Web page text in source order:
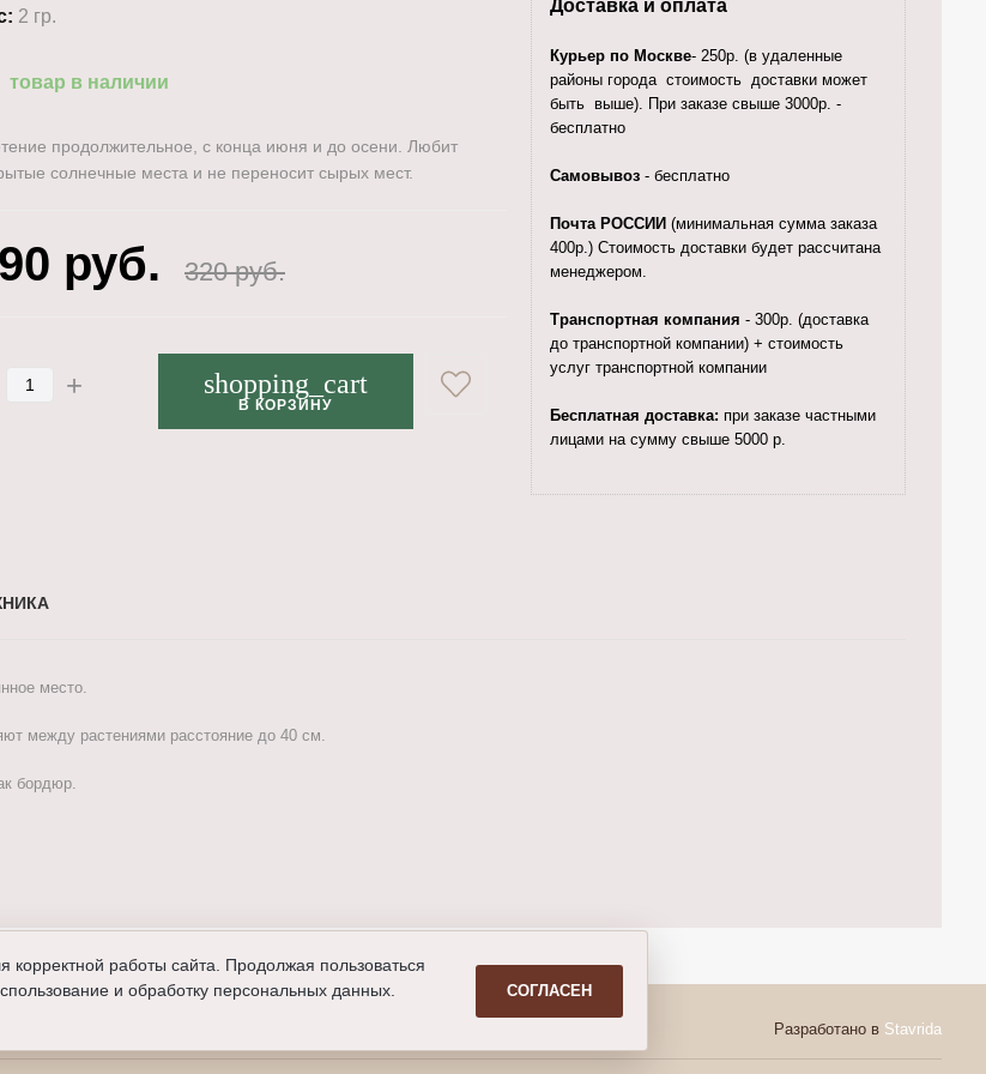
2 гр.
товар в наличии
продолжительное, с конца июня и до осени. Любит
солнечные места и не переносит сырых мест.
руб. 320руб.
+ shopping_cart
В КОРЗИНУ
Доставка и оплата
Курьер по Москве- 250р. (в удаленные
районы города стоимость доставки может
быть выше). При заказе свыше 3000р. -
бесплатно
Самовывоз- бесплатно
Почта РОССИИ (минимальная сумма заказа
400р.) Стоимость доставки будет рассчитана
менеджером.
Транспортная компания - 300р. (доставка
до транспортной компании) + стоимость
услуг транспортной компании
Бесплатная доставка: при заказе частными
лицами на сумму свыше 5000 р.
место.
между растениями расстояние до 40 см.
бордюр.
Разработано в Stavrida
работы сайта. Продолжая пользоваться
и обработку персональных данных.
СОГЛАСЕН